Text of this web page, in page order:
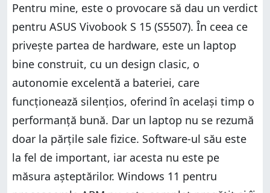
Pentru mine, este o provocare să dau un verdict
pentru ASUS Vivobook S 15 (S5507). În ceea ce
privește partea de hardware, este un laptop
bine construit, cu un design clasic, o
autonomie excelentă a bateriei, care
funcționează silențios, oferind în același timp o
performanță bună. Dar un laptop nu se rezumă
doar la părțile sale fizice. Software-ul său este
la fel de important, iar acesta nu este pe
măsura așteptărilor. Windows 11 pentru